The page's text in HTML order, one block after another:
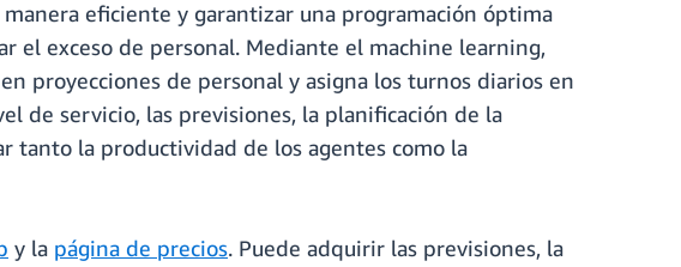
eficiente y garantizar una programación óptima
el exceso de personal. Mediante el machine learning,
proyecciones de personal y asigna los turnos diarios en
de servicio, las previsiones, la planificación de la
tanto la productividad de los agentes como la
y la página de precios. Puede adquirir las previsiones, la